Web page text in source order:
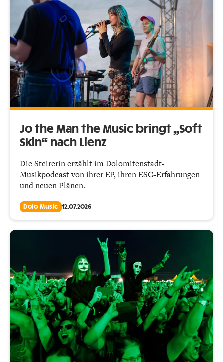
Jo the Man the Music bringt „Soft
Skin“ nach Lienz
Die Steirerin erzählt im Dolomitenstadt-
Musikpodcast von ihrer EP, ihren ESC-Erfahrungen
und neuen Plänen.
Dolo Music 12.07.2026